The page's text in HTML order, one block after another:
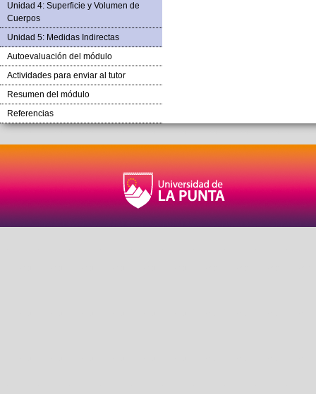
Unidad 4: Superficie y Volumen de
Cuerpos
Unidad 5: Medidas Indirectas
Autoevaluación del módulo
Actividades para enviar al tutor
Resumen del módulo
Referencias